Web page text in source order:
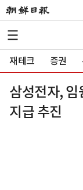
재테크 증권
삼성전자, 임
지급 추진